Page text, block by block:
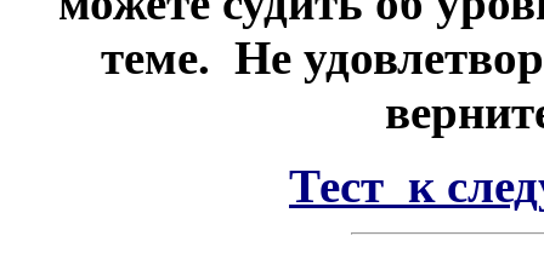
теме. Не
Тест к